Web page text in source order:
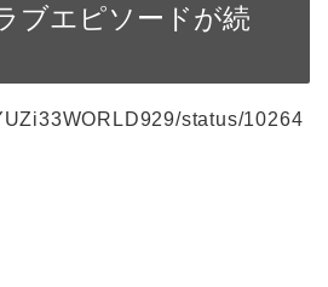
ブエピソードが続
status/10264